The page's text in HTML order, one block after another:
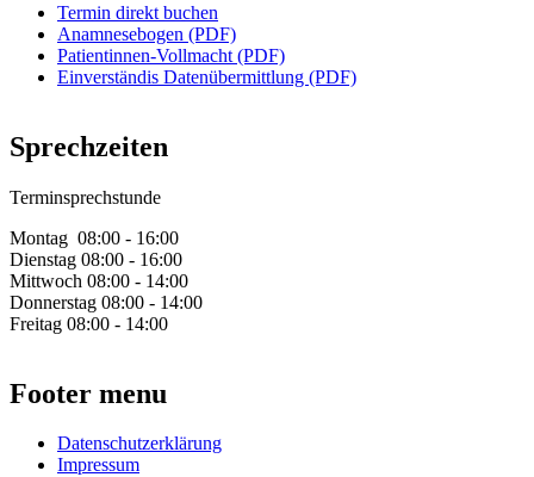
Termin direkt buchen
Anamnesebogen (PDF)
Patientinnen-Vollmacht (PDF)
Einverständis Datenübermittlung (PDF)
Sprechzeiten
Terminsprechstunde
Montag 08:00 - 16:00
Dienstag 08:00 - 16:00
Mittwoch 08:00 - 14:00
Donnerstag 08:00 - 14:00
Freitag 08:00 - 14:00
Footer menu
Datenschutzerklärung
Impressum